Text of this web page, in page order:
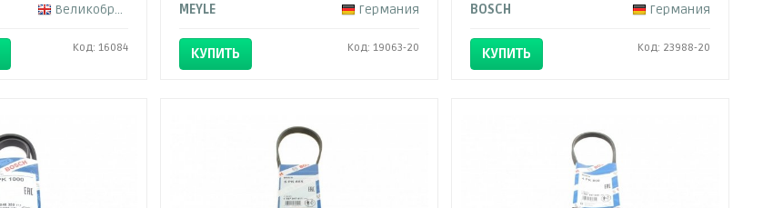
Великобритания
Код: 16084
MEYLE
Германия
КУПИТЬ Код: 19063-20
BOSCH
Германия
КУПИТЬ Код: 23988-20